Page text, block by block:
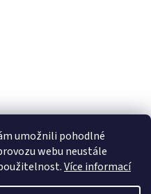
umožnili pohodlné
webu neustále
Více informací